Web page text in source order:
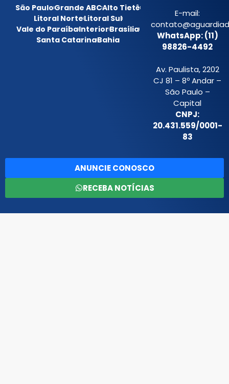
São PauloGrande ABCAlto Tietê
Litoral NorteLitoral Sul
Vale do ParaíbaInteriorBrasília
Santa CatarinaBahia
E-mail:
WhatsApp: (11)
98826-4492
Av. Paulista, 2202
CJ 81 – 8º Andar –
São Paulo –
Capital
CNPJ:
20.431.559/0001-
83
ANUNCIE CONOSCO
RECEBA NOTÍCIAS